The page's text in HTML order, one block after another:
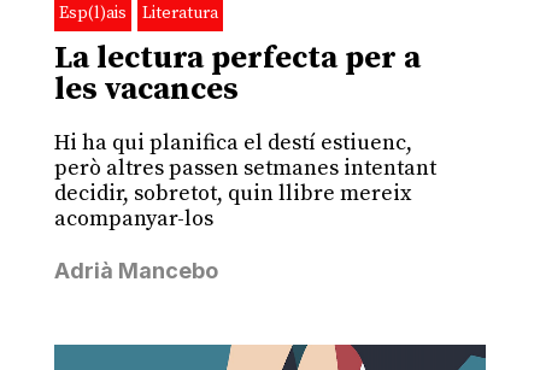
Esp(l)ais Literatura
La lectura perfecta per a
les vacances
Hi ha qui planifica el destí estiuenc,
però altres passen setmanes intentant
decidir, sobretot, quin llibre mereix
acompanyar-los
Adrià Mancebo